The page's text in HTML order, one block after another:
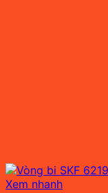
Xem nhanh